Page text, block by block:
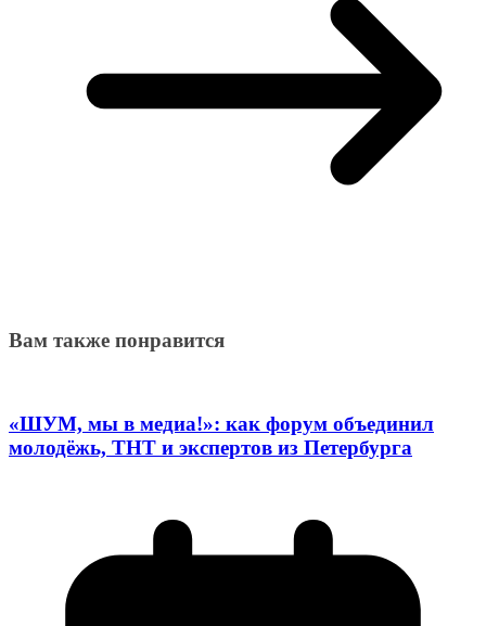
Вам также понравится
«ШУМ, мы в медиа!»: как форум объединил
молодёжь, ТНТ и экспертов из Петербурга